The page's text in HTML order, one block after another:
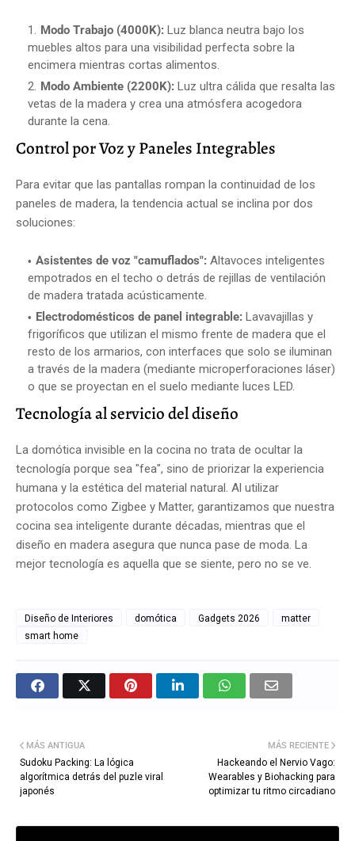
Modo Trabajo (4000K): Luz blanca neutra bajo los
muebles altos para una visibilidad perfecta sobre la
encimera mientras cortas alimentos.
Modo Ambiente (2200K): Luz ultra cálida que resalta las
vetas de la madera y crea una atmósfera acogedora
durante la cena.
Control por Voz y Paneles Integrables
Para evitar que las pantallas rompan la continuidad de los
paneles de madera, la tendencia actual se inclina por dos
soluciones:
Asistentes de voz "camuflados": Altavoces inteligentes
empotrados en el techo o detrás de rejillas de ventilación
de madera tratada acústicamente.
Electrodomésticos de panel integrable: Lavavajillas y
frigoríficos que utilizan el mismo frente de madera que el
resto de los armarios, con interfaces que solo se iluminan
a través de la madera (mediante microperforaciones láser)
o que se proyectan en el suelo mediante luces LED.
Tecnología al servicio del diseño
La domótica invisible en la cocina no trata de ocultar la
tecnología porque sea "fea", sino de priorizar la experiencia
humana y la estética del material natural. Al utilizar
protocolos como Zigbee y Matter, garantizamos que nuestra
cocina sea inteligente durante décadas, mientras que el
diseño en madera asegura que nunca pase de moda. La
mejor tecnología es aquella que se siente, pero no se ve.
Diseño de Interiores domótica Gadgets 2026
matter
smart home
MÁS RECIENTE
Hackeando el Nervio Vago:
Wearables y Biohacking para
optimizar tu ritmo circadiano
MÁS ANTIGUA
Sudoku Packing: La lógica
algorítmica detrás del puzle viral
japonés